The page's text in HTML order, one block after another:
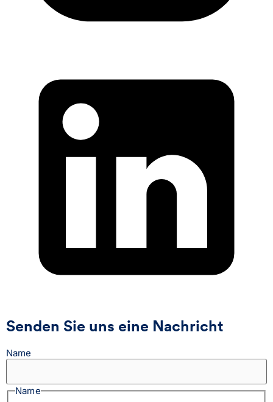
Senden Sie uns eine Nachricht
Name
Name